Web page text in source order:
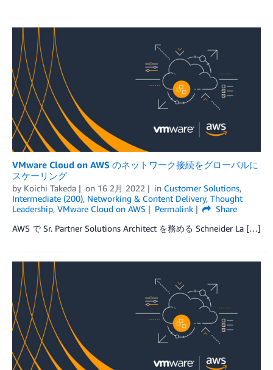
VMware Cloud on AWS のネットワーク接続をグローバルに
スケーリング
by Koichi Takeda on 16 2月 2022 in Customer Solutions,
Intermediate (200), Networking & Content Delivery, Thought
Leadership, VMware Cloud on AWS Permalink
Share
AWS で Sr. Partner Solutions Architect を務める Schneider La […]